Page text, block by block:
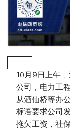
10月9日上午
公司，电力工
从酒仙桥等办
标语要求公司
拖欠工资，社